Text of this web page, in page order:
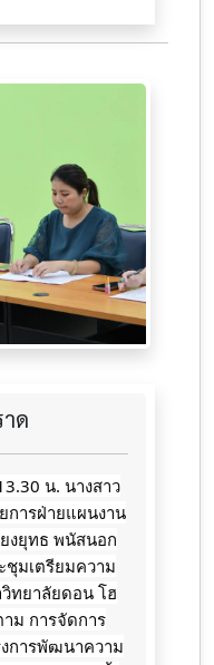
ด
น. นางสาว
การฝ่ายแผนงาน
งยุทธ พนัสนอก
ชุมเตรียมความ
ทยาลัยดอน โฮ
ม การจัดการ
การพัฒนาความ